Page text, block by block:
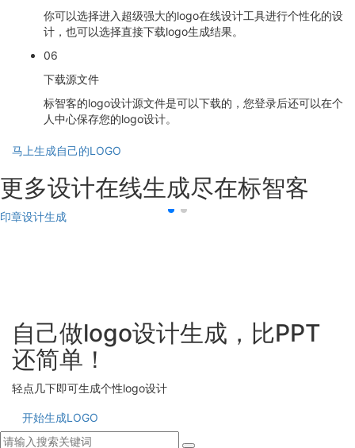
你可以选择进入超级强大的logo在线设计工具进行个性化的设
计，也可以选择直接下载logo生成结果。
06
下载源文件
标智客的logo设计源文件是可以下载的，您登录后还可以在个
人中心保存您的logo设计。
马上生成自己的LOGO
更多设计在线生成尽在标智客
印章设计生成
自己做logo设计生成，比PPT
还简单！
轻点几下即可生成个性logo设计
开始生成LOGO